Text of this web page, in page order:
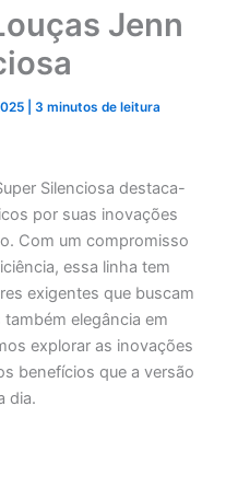
Jenn
|3 minutos de leitura
Silenciosa destaca-
por suas inovações
Com um compromisso
essa linha tem
exigentes que buscam
elegância em
explorar as inovações
benefícios que a versão
dia.